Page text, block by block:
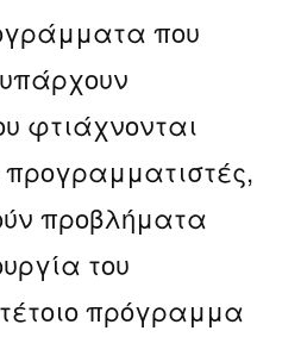
που
φτιάχνονται
προβλήματα
του
πρόγραμμα